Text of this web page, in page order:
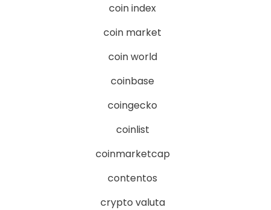
coin index
coin market
coin world
coinbase
coingecko
coinlist
coinmarketcap
contentos
crypto valuta